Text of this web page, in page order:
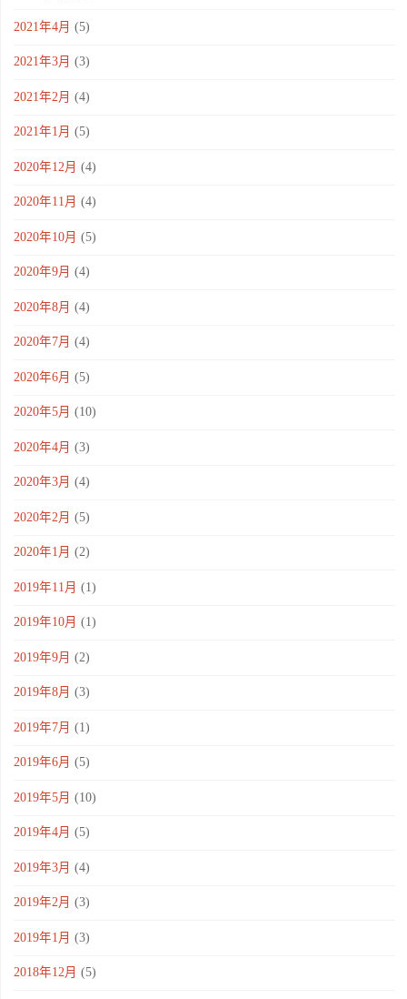
2021年4月 (5)
2021年3月 (3)
2021年2月 (4)
2021年1月 (5)
2020年12月 (4)
2020年11月 (4)
2020年10月 (5)
2020年9月 (4)
2020年8月 (4)
2020年7月 (4)
2020年6月 (5)
2020年5月 (10)
2020年4月 (3)
2020年3月 (4)
2020年2月 (5)
2020年1月 (2)
2019年11月 (1)
2019年10月 (1)
2019年9月 (2)
2019年8月 (3)
2019年7月 (1)
2019年6月 (5)
2019年5月 (10)
2019年4月 (5)
2019年3月 (4)
2019年2月 (3)
2019年1月 (3)
2018年12月 (5)